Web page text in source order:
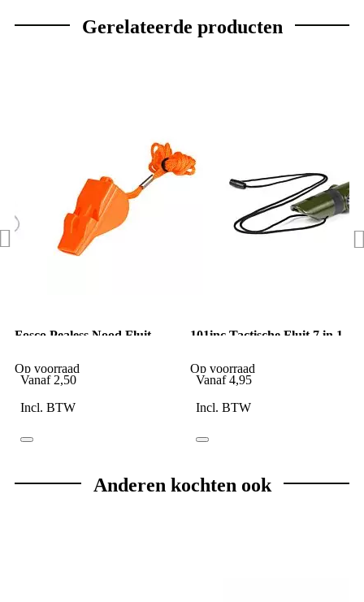
Gerelateerde producten
Fosco Pealess Nood Fluit
Op voorraad
Vanaf 2,50
Incl. BTW
101inc Tactische Fluit 7 in 1
Op voorraad
Vanaf 4,95
Incl. BTW
Anderen kochten ook